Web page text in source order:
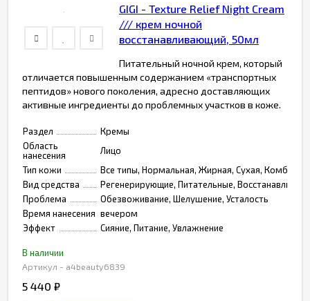
GIGI - Texture Relief Night Cream
/// крем ночной
восстанавливающий, 50мл
Питательный ночной крем, который
отличается повышенным содержанием «транспортных
пептидов» нового поколения, адресно доставляющих
активные ингредиенты до проблемных участков в коже.
Раздел
Кремы
Область
нанесения
Лицо
Тип кожи
Все типы, Нормальная, Жирная, Сухая,
Вид средства
Регенерирующие, Питательные,
Проблема
Обезвоживание, Шелушение, Усталость
Время нанесения вечером
Эффект
Сияние, Питание, Увлажнение
В наличии
Артикул - a4beauty6839
5 440 ₽